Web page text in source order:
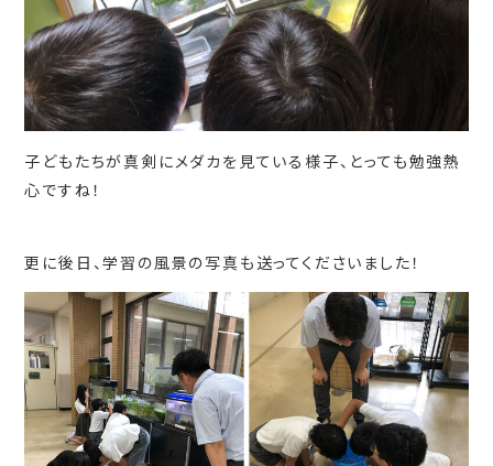
子どもたちが真剣にメダカを見ている様子、とっても勉強熱
心ですね！
更に後日、学習の風景の写真も送ってくださいました！